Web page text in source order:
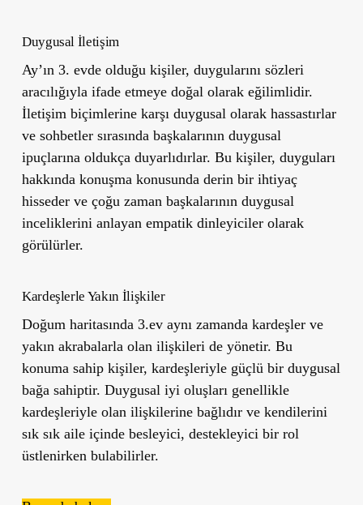
Duygusal İletişim
Ay’ın 3. evde olduğu kişiler, duygularını sözleri
aracılığıyla ifade etmeye doğal olarak eğilimlidir.
İletişim biçimlerine karşı duygusal olarak hassastırlar
ve sohbetler sırasında başkalarının duygusal
ipuçlarına oldukça duyarlıdırlar. Bu kişiler, duyguları
hakkında konuşma konusunda derin bir ihtiyaç
hisseder ve çoğu zaman başkalarının duygusal
inceliklerini anlayan empatik dinleyiciler olarak
görülürler.
Kardeşlerle Yakın İlişkiler
Doğum haritasında 3.ev aynı zamanda kardeşler ve
yakın akrabalarla olan ilişkileri de yönetir. Bu
konuma sahip kişiler, kardeşleriyle güçlü bir duygusal
bağa sahiptir. Duygusal iyi oluşları genellikle
kardeşleriyle olan ilişkilerine bağlıdır ve kendilerini
sık sık aile içinde besleyici, destekleyici bir rol
üstlenirken bulabilirler.